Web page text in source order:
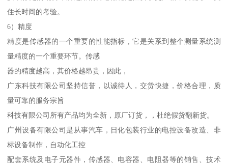
住长时间的考验。
6）精度
精度是传感器的一个重要的性能指标，它是关系到整个测量系统测
量精度的一个重要环节。传感
器的精度越高，其价格越昂贵，因此，
广东科技有限公司坚持信誉，以诚待人，交货快捷，价格合理，质
量可靠的服务宗旨
科技有限公司所有产品均为全新，原厂订货，，杜绝假货翻新货。
广州设备有限公司是从事汽车，日化包装行业的电控设备改造、非
标设备制作，自动化工控
配套系统及电子元器件，传感器、电容器、电阻器等的销售、技术